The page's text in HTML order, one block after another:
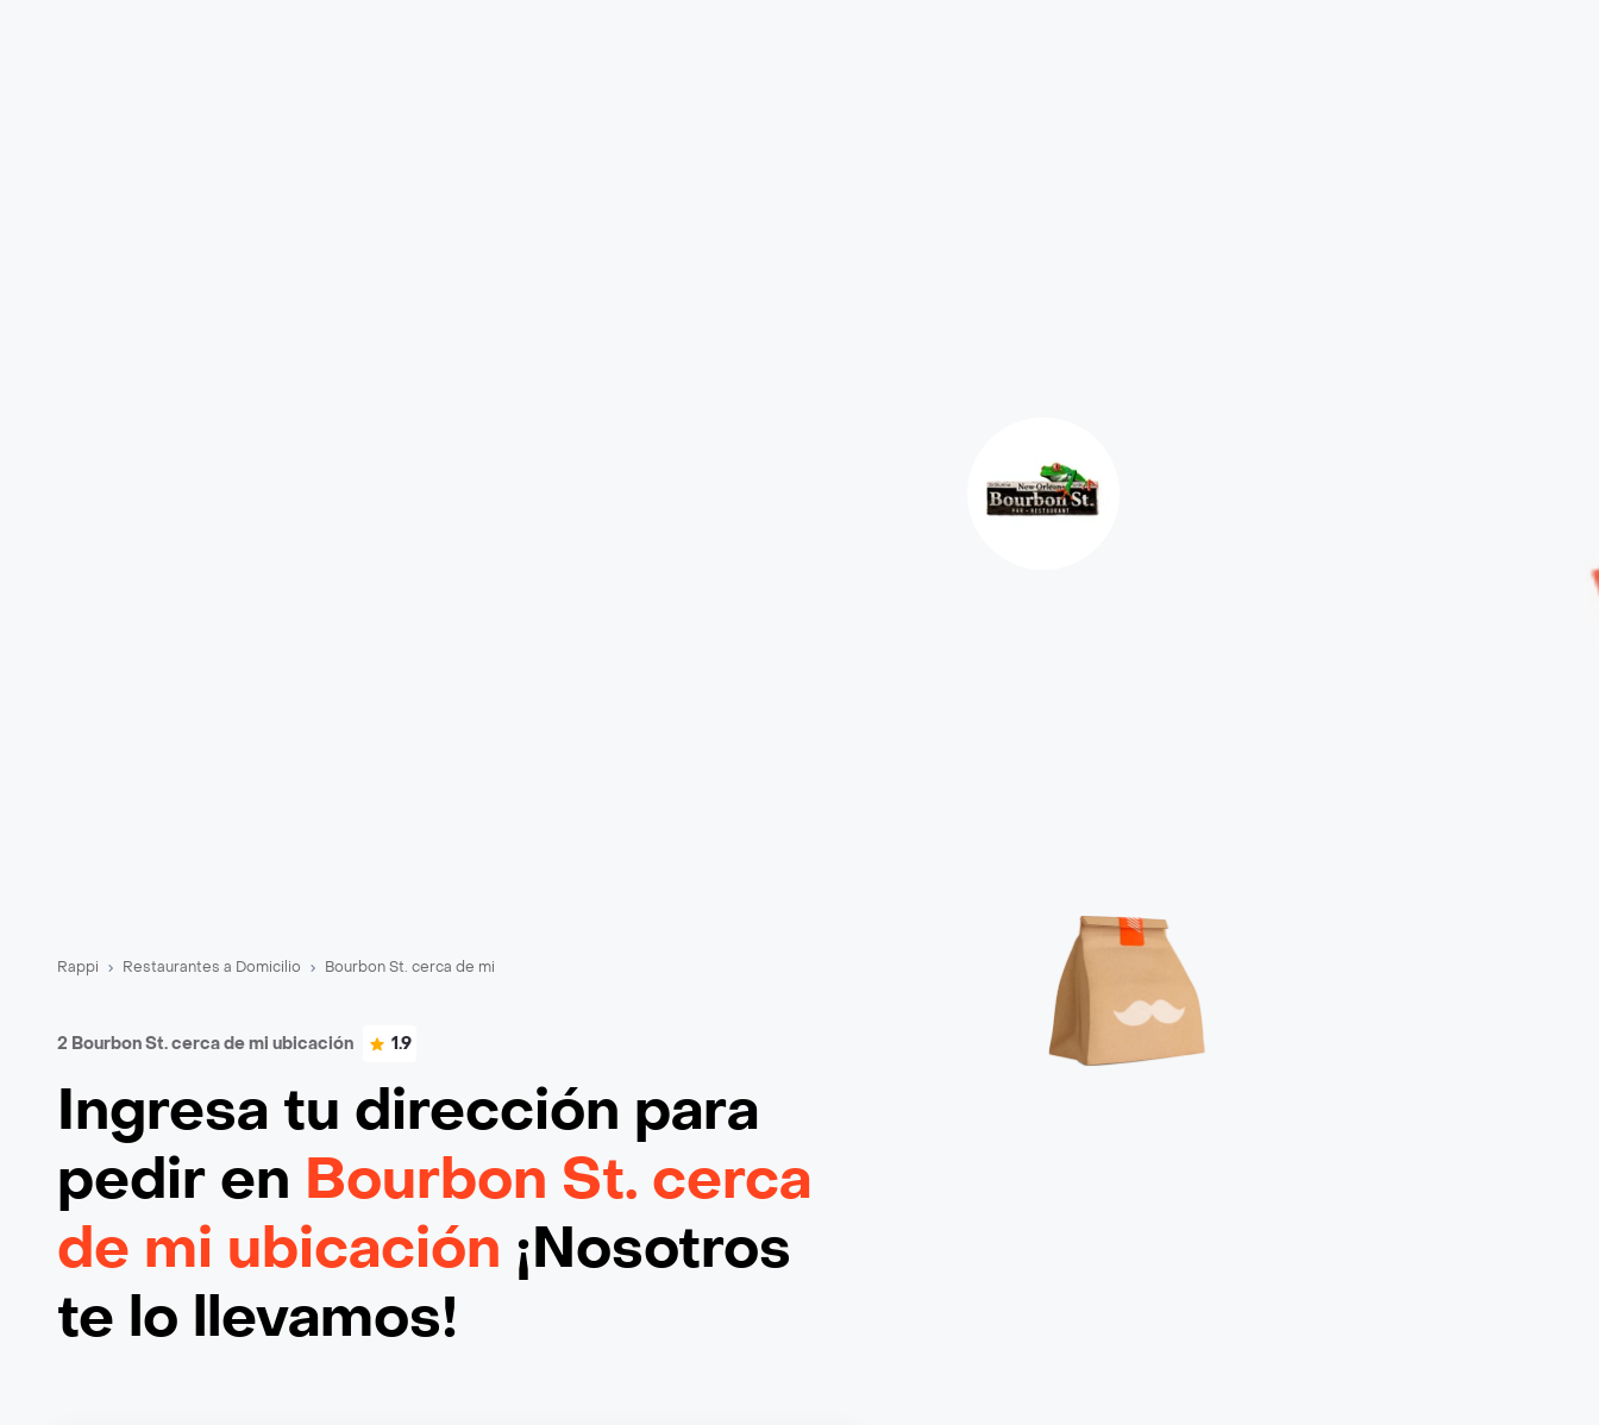
Rappi Restaurantes a Domicilio Bourbon St. cerca de mi
2 Bourbon St. cerca de mi ubicación 1.9
Ingresa tu dirección para
pedir en Bourbon St. cerca
de mi ubicación ¡Nosotros
te lo llevamos!